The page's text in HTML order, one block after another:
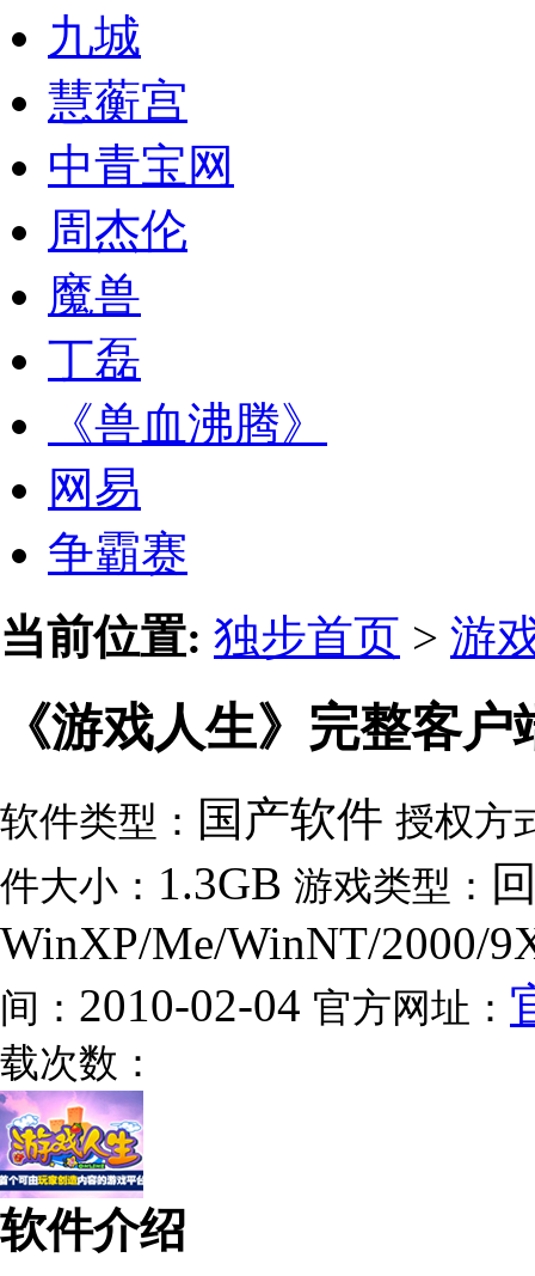
九城
慧蘅宫
中青宝网
周杰伦
魔兽
丁磊
《兽血沸腾》
网易
争霸赛
当前位置: 独步首页 > 游
《游戏人生》完整客户
软件类型： 国产软件 授权方
件大小： 1.3GB 游戏类型：
WinXP/Me/WinNT/2000/
间： 2010-02-04 官方网址：
载次数：
软件介绍